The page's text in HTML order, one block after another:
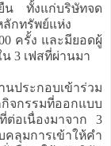
น ทั้งแก่บริษัทจด
กทรัพย์แห่ง
ครั้ง และมียอดผู้
3 เฟสที่ผ่านมา
ประกอบเข้าร่วม
กิจกรรมที่ออกแบบ
ต่อเนื่องมาจาก 3
คลุมการเข้าให้คำ